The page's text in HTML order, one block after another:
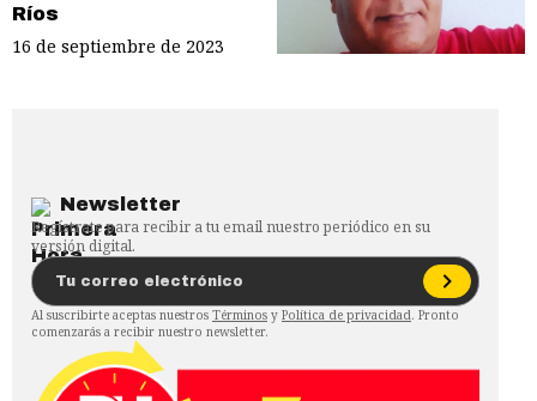
Ríos
16 de septiembre de 2023
Newsletter
Regístrate para recibir a tu email nuestro periódico en su
versión digital.
Al suscribirte aceptas nuestros Términos y Política de privacidad. Pronto
comenzarás a recibir nuestro newsletter.